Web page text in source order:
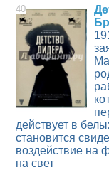
40
действует в
становится
воздействие на
на свет